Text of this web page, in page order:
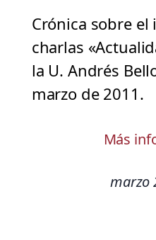
Crónica sobre
charlas
la U. Andrés
marzo de 2011.
Más
marzo